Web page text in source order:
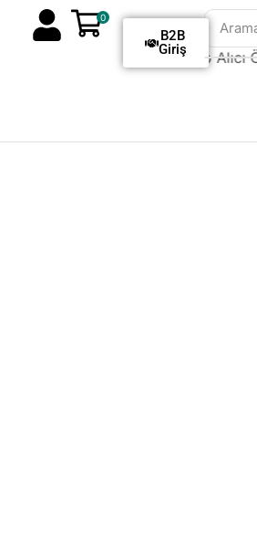
Tüm Siparişlerde Kargo Alıcı
0
B2B
Giriş